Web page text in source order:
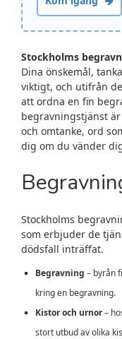
Stockholms
Dina önskemål,
viktigt, och utifrån
att ordna en fin
begravningstjänst
och omtanke, ord
dig om du vänder
Stockholms
som erbjuder de
dödsfall inträffat.
Begravning – byrån
kring en begravning.
Kistor och urnor–
stort utbud av olika